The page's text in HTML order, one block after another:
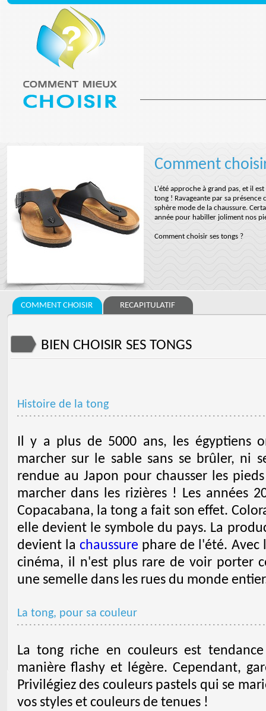
Comment
L'été approche à grand pas, et il
tong ! Ravageante par sa
sphère mode de la chaussure.
année pour habiller joliment nos
Comment choisir ses tongs ?
COMMENT CHOISIR RECAPITULATIF
BIEN CHOISIR SES TONGS
Histoire de la tong
Il y a plus de 5000 ans, les égyptiens
marcher sur le sable sans se brûler, ni
rendue au Japon pour chausser les
marcher dans les rizières ! Les années
Copacabana, la tong a fait son effet.
elle devient le symbole du pays. La
devient la chaussure phare de l'été. Avec
cinéma, il n'est plus rare de voir porter
une semelle dans les rues du monde
La tong, pour sa couleur
La tong riche en couleurs est
manière flashy et légère. Cependant,
Privilégiez des couleurs pastels qui se
vos styles et couleurs de tenues !